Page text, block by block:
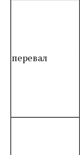
перевал